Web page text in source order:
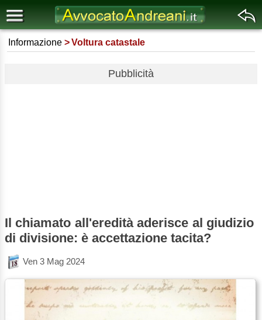
Informazione Voltura catastale
Pubblicità
Il chiamato all'eredità aderisce al giudizio
di divisione: è accettazione tacita?
Ven 3 Mag 2024